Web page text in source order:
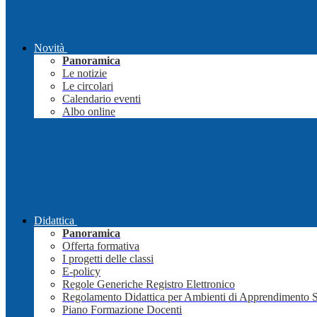
Novità
Panoramica
Le notizie
Le circolari
Calendario eventi
Albo online
Didattica
Panoramica
Offerta formativa
I progetti delle classi
E-policy
Regole Generiche Registro Elettronico
Regolamento Didattica per Ambienti di Apprendimento
Piano Formazione Docenti